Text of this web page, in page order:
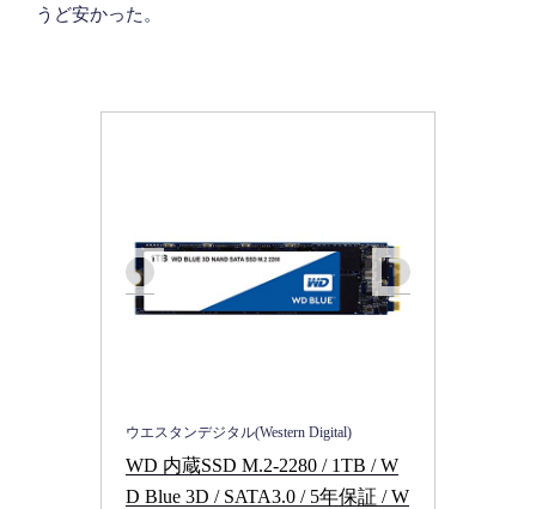
うど安かった。
ウエスタンデジタル(Western Digital)
WD 内蔵SSD M.2-2280 / 1TB / W
D Blue 3D / SATA3.0 / 5年保証 / W